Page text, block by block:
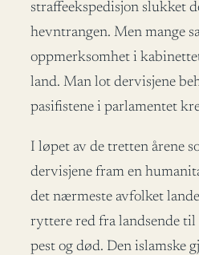
straffeekspedisjon slukket
hevntrangen. Men mange
oppmerksomhet i
land. Man lot dervisjene
pasifistene i parlamentet
I løpet av de tretten årene
dervisjene fram en
det nærmeste avfolket
ryttere red fra landsende til
pest og død. Den islamske